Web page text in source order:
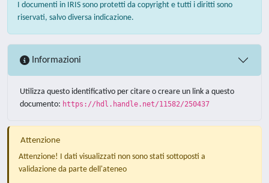
I documenti in IRIS sono protetti da copyright e tutti i diritti sono
riservati, salvo diversa indicazione.
Informazioni
Utilizza questo identificativo per citare o creare un link a questo
documento: https://hdl.handle.net/11582/250437
Attenzione
Attenzione! I dati visualizzati non sono stati sottoposti a
validazione da parte dell'ateneo